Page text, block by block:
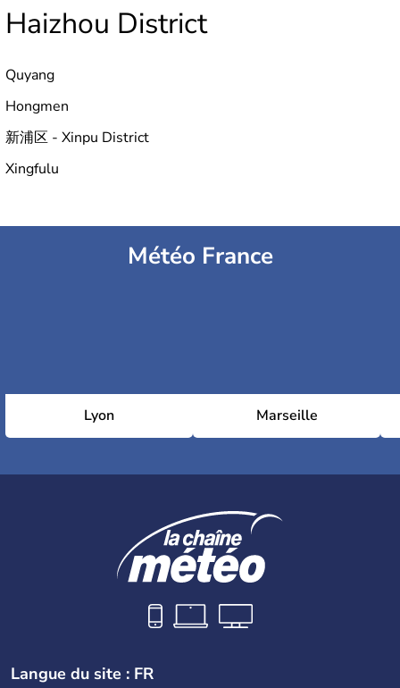
Haizhou District
Quyang
Hongmen
新浦区 - Xinpu District
Xingfulu
Météo France
Lyon Marseille
Langue du site : FR